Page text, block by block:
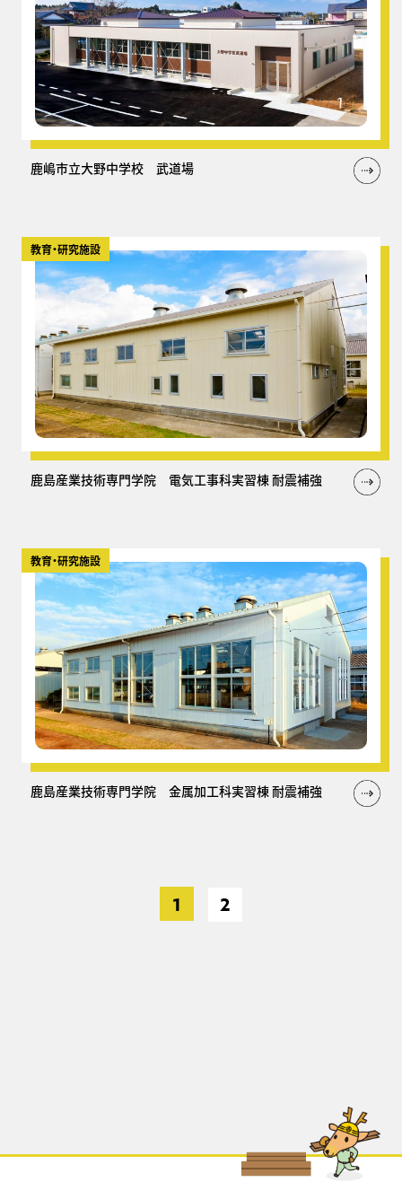
鹿嶋市立大野中学校 武道場
教育・研究施設
鹿島産業技術専門学院 電気工事科実習棟 耐震補強
教育・研究施設
鹿島産業技術専門学院 金属加工科実習棟 耐震補強
1 2